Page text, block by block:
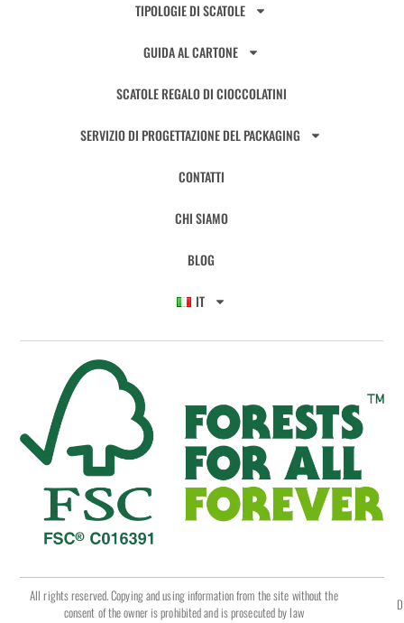
TIPOLOGIE DI SCATOLE
GUIDA AL CARTONE
SCATOLE REGALO DI CIOCCOLATINI
SERVIZIO DI PROGETTAZIONE DEL PACKAGING
CONTATTI
CHI SIAMO
BLOG
IT
All rights reserved. Copying and using information from the site without the
consent of the owner is prohibited and is prosecuted by law